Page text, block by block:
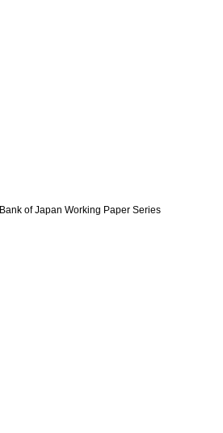
Bank of Japan Working Paper Series